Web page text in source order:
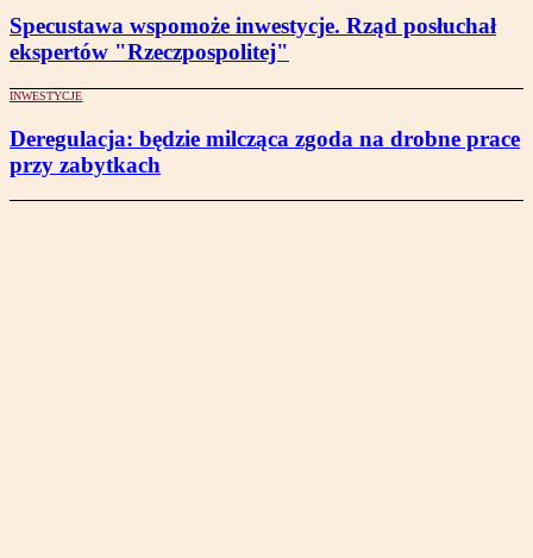
Specustawa wspomoże inwestycje. Rząd posłuchał
ekspertów "Rzeczpospolitej"
INWESTYCJE
Deregulacja: będzie milcząca zgoda na drobne prace
przy zabytkach